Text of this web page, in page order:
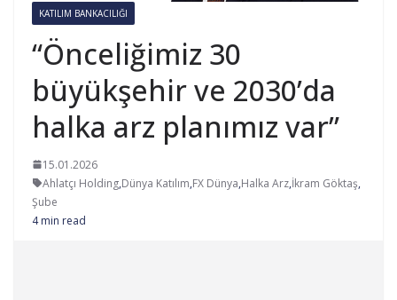
KATILIM BANKACILIĞI
“Önceliğimiz 30
büyükşehir ve 2030’da
halka arz planımız var”
15.01.2026
Ahlatçı Holding,Dünya Katılım,FX Dünya,Halka Arz,İkram Göktaş,
Şube
4 min read